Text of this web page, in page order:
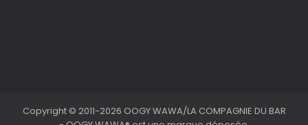
Copyright © 2011-2026 OOGY WAWA/LA COMPAGNIE DU BAR